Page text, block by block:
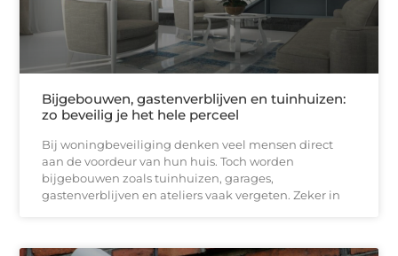
Bijgebouwen, gastenverblijven en tuinhuizen:
zo beveilig je het hele perceel
Bij woningbeveiliging denken veel mensen direct
aan de voordeur van hun huis. Toch worden
bijgebouwen zoals tuinhuizen, garages,
gastenverblijven en ateliers vaak vergeten. Zeker in